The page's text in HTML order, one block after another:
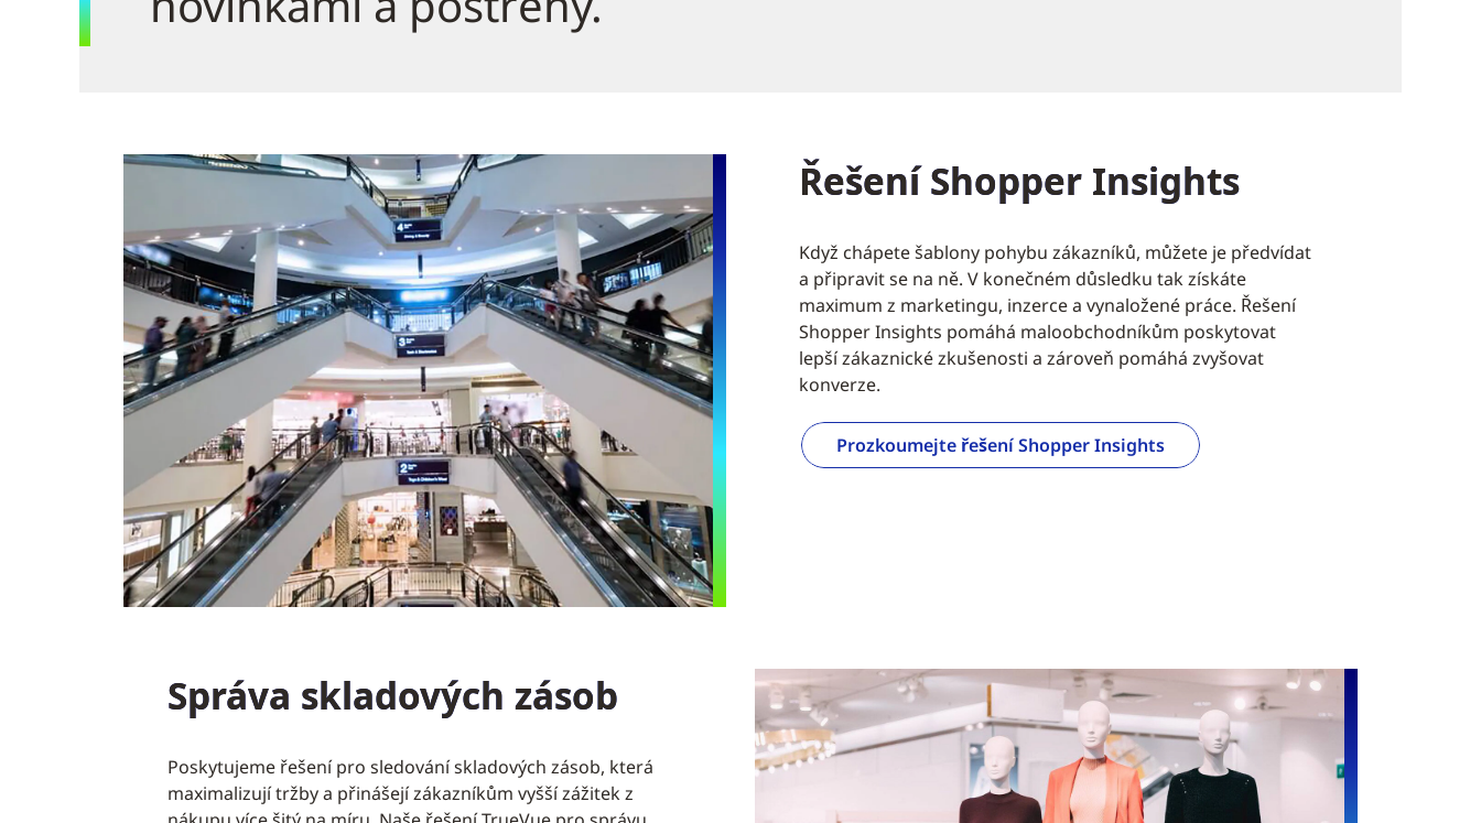
Řešení Shopper Insights
Když chápete šablony pohybu zákazníků, můžete je předvídat
a připravit se na ně. V konečném důsledku tak získáte
maximum z marketingu, inzerce a vynaložené práce. Řešení
Shopper Insights pomáhá maloobchodníkům poskytovat
lepší zákaznické zkušenosti a zároveň pomáhá zvyšovat
konverze.
Prozkoumejte řešení Shopper Insights
Správa skladových zásob
Poskytujeme řešení pro sledování skladových zásob, která
maximalizují tržby a přinášejí zákazníkům vyšší zážitek z